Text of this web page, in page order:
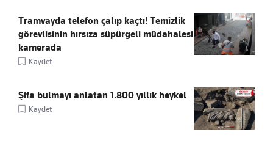
Tramvayda telefon çalıp kaçtı! Temizlik
görevlisinin hırsıza süpürgeli müdahalesi
kamerada
Kaydet
Şifa bulmayı anlatan 1.800 yıllık heykel
Kaydet